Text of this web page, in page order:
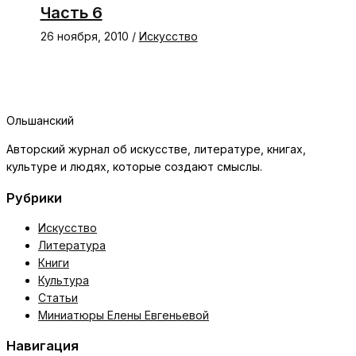
Часть 6
26 ноября, 2010 / Искусство
Ольшанский
Авторский журнал об искусстве, литературе, книгах,
культуре и людях, которые создают смыслы.
Рубрики
Искусство
Литература
Книги
Культура
Статьи
Миниатюры Елены Евгеньевой
Навигация